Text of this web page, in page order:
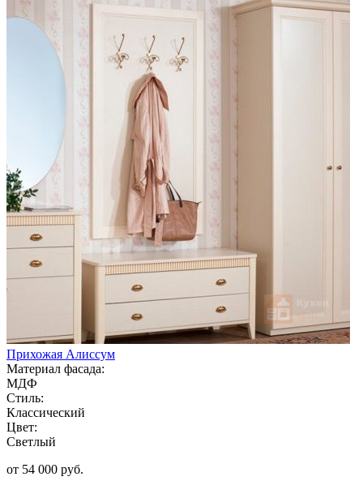
Прихожая Алиссум
Материал фасада:
МДФ
Стиль:
Классический
Цвет:
Светлый
от 54 000 руб.